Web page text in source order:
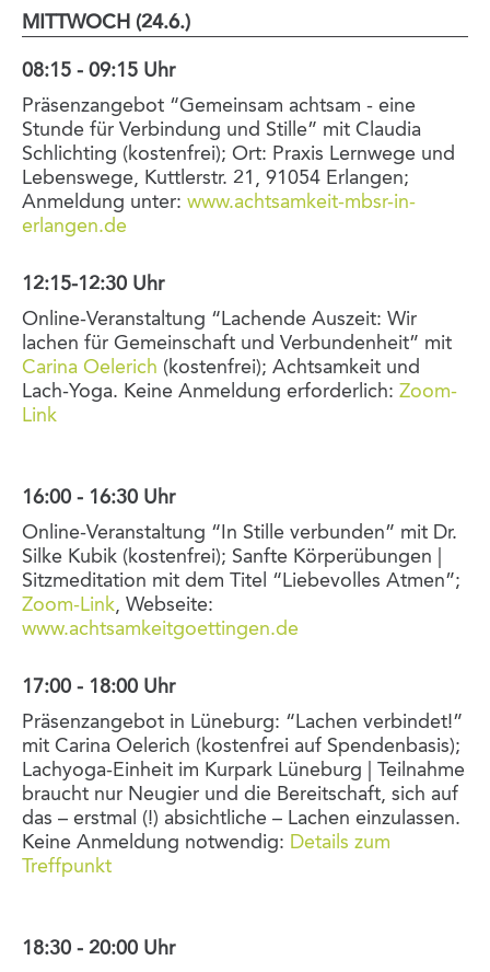
MITTWOCH (24.6.)
08:15 - 09:15 Uhr
Präsenzangebot “Gemeinsam achtsam - eine
Stunde für Verbindung und Stille” mit Claudia
Schlichting (kostenfrei); Ort: Praxis Lernwege und
Lebenswege, Kuttlerstr. 21, 91054 Erlangen;
Anmeldung unter: www.achtsamkeit-mbsr-in-
erlangen.de
12:15-12:30 Uhr
Online-Veranstaltung “Lachende Auszeit: Wir
lachen für Gemeinschaft und Verbundenheit” mit
Carina Oelerich (kostenfrei); Achtsamkeit und
Lach-Yoga. Keine Anmeldung erforderlich: Zoom-
Link
16:00 - 16:30 Uhr
Online-Veranstaltung “In Stille verbunden” mit Dr.
Silke Kubik (kostenfrei); Sanfte Körperübungen |
Sitzmeditation mit dem Titel “Liebevolles Atmen”;
Zoom-Link , Webseite:
www.achtsamkeitgoettingen.de
17:00 - 18:00 Uhr
Präsenzangebot in Lüneburg: “Lachen verbindet!”
mit Carina Oelerich (kostenfrei auf Spendenbasis);
Lachyoga-Einheit im Kurpark Lüneburg | Teilnahme
braucht nur Neugier und die Bereitschaft, sich auf
das – erstmal (!) absichtliche – Lachen einzulassen.
Keine Anmeldung notwendig: Details zum
Treffpunkt
18:30 - 20:00 Uhr